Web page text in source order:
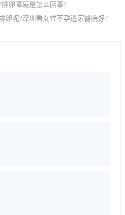
卵障礙是怎么回事?
卵呢?深圳看女性不孕邊家醫院好?